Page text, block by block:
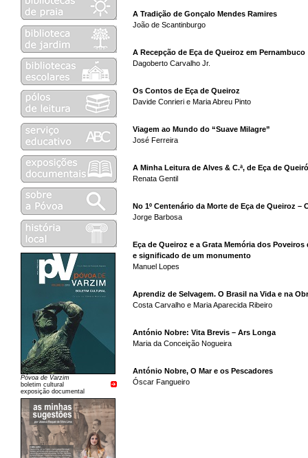
Póvoa de Varzim
boletim cultural
exposição documental
A Tradição de Gonçalo Mendes Ramires
João de Scantinburgo
A Recepção de Eça de Queiroz em Pernambuco
Dagoberto Carvalho Jr.
Os Contos de Eça de Queiroz
Davide Conrieri e Maria Abreu Pinto
Viagem ao Mundo do “Suave Milagre”
José Ferreira
A Minha Leitura de Alves & C.ª, de Eça de
Renata Gentil
No 1º Centenário da Morte de Eça de Queiroz
Jorge Barbosa
Eça de Queiroz e a Grata Memória dos
e significado de um monumento
Manuel Lopes
Aprendiz de Selvagem. O Brasil na Vida e na
Costa Carvalho e Maria Aparecida Ribeiro
António Nobre: Vita Brevis – Ars Longa
Maria da Conceição Nogueira
António Nobre, O Mar e os Pescadores
Óscar Fangueiro